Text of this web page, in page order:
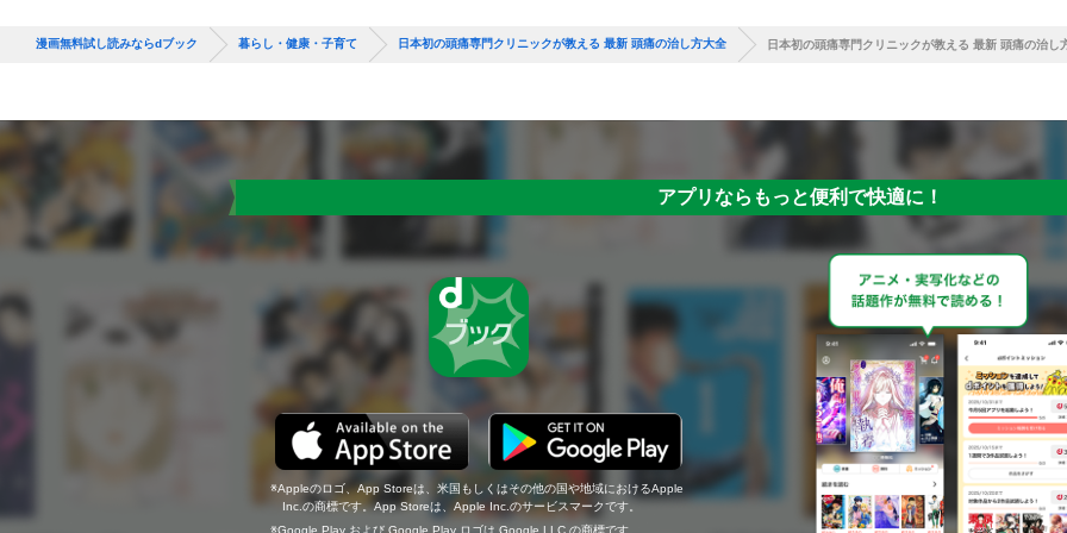
漫画無料試し読みならdブック 暮らし・健康・子育て 日本初の頭痛専門クリニックが教える 最新 頭痛の治し方大全 日本初の頭痛専門クリニックが教える 最新 頭痛の治し
アプリならもっと便利で快適に！
Appleのロゴ、App Storeは、米国もしくはその他の国や地域におけるApple
Inc.の商標です。App Storeは、Apple Inc.のサービスマークです。
Google Play および Google Play ロゴは Google LLC の商標です。